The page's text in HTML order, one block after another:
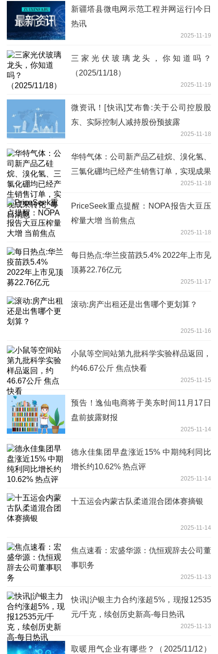
新疆塔县微电网示范工程并网运行|今日
热讯
2025-11-19
三家光伏玻璃龙头，你知道吗？
（2025/11/18）
2025-11-19
微资讯！[快讯]艾布鲁:关于公司控股股
东、实际控制人减持股份预披露
2025-11-18
华特气体：公司新产品乙硅烷、溴化氢、
三氯化硼均已经产生销售订单，实现成果
2025-11-18
PriceSeek重点提醒：NOPA报告大豆压
榨量大增 当前焦点
2025-11-18
每日热点:华兰疫苗跌5.4% 2022年上市见
顶募22.76亿元
2025-11-17
滚动:房产出租还是出售哪个更划算？
2025-11-16
小鼠等空间站第九批科学实验样品返回，
约46.67公斤 焦点快看
2025-11-15
预告！逸仙电商将于美东时间11月17日
盘前披露财报
2025-11-14
德永佳集团早盘涨近15% 中期纯利同比
增长约10.62% 热点评
2025-11-14
十五运会内蒙古队柔道混合团体赛摘银
2025-11-14
焦点速看：宏盛华源：仇恒观辞去公司董
事职务
2025-11-13
快讯|沪银主力合约涨超5%，现报12535
元/千克，续创历史新高-每日热讯
2025-11-13
取暖用气企业有哪些？（2025/11/12）